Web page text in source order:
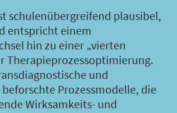
schulenübergreifend plausibel,
entspricht einem
hin zu einer „vierten
Therapieprozessoptimierung.
und
Prozessmodelle, die
Wirksamkeits- und